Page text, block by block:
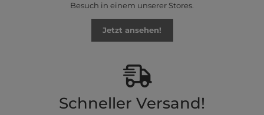
Besuch in einem unserer Stores.
Jetzt ansehen!
Schneller Versand!